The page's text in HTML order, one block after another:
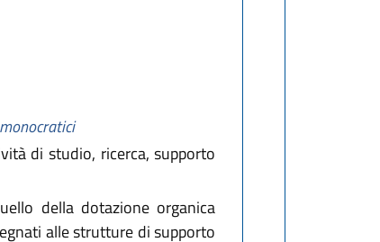
di studio, ricerca, supporto
della dotazione organica
alle strutture di supporto